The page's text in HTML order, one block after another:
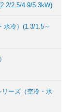
2.5/4.9/5.3kW)
冷） (1.3/1.5～
リーズ（空冷・水